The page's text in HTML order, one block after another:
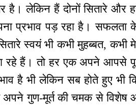
लेकिन हैं दोनों सितारे और
प्रभाव पड़ रहा है। सफलता
स्वयं भी कभी मुहब्बत, कभी
हैं। तो हर एक अपने आपसे
है भी लेकिन सब होते हुए भी
गुण-मूर्त की चमक से विशेष